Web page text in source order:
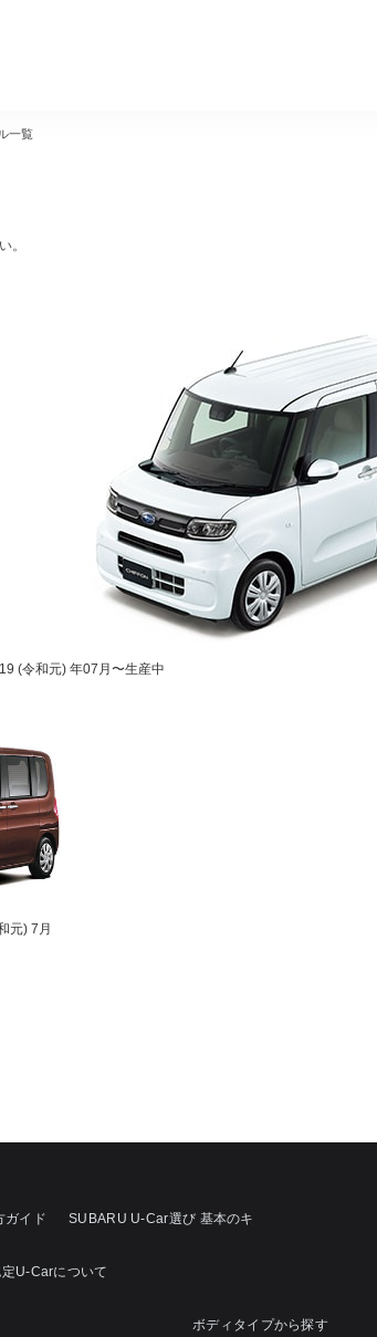
一覧
。
(令和元) 年07月〜生産中
元) 7月
ガイド SUBARU U-Car選び 基本のキ
U-Carについて
ボディタイプから探す